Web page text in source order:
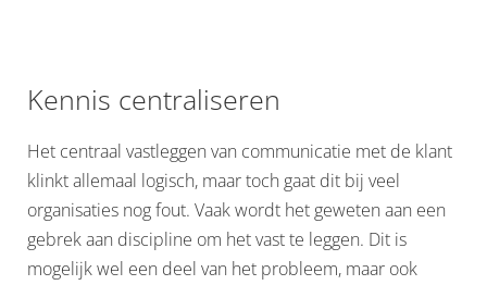
Kennis centraliseren
Het centraal vastleggen van communicatie met de klant
klinkt allemaal logisch, maar toch gaat dit bij veel
organisaties nog fout. Vaak wordt het geweten aan een
gebrek aan discipline om het vast te leggen. Dit is
mogelijk wel een deel van het probleem, maar ook